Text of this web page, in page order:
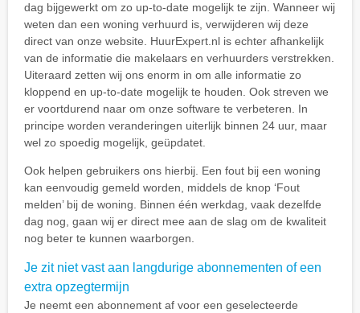
dag bijgewerkt om zo up-to-date mogelijk te zijn. Wanneer wij
weten dan een woning verhuurd is, verwijderen wij deze
direct van onze website. HuurExpert.nl is echter afhankelijk
van de informatie die makelaars en verhuurders verstrekken.
Uiteraard zetten wij ons enorm in om alle informatie zo
kloppend en up-to-date mogelijk te houden. Ook streven we
er voortdurend naar om onze software te verbeteren. In
principe worden veranderingen uiterlijk binnen 24 uur, maar
wel zo spoedig mogelijk, geüpdatet.
Ook helpen gebruikers ons hierbij. Een fout bij een woning
kan eenvoudig gemeld worden, middels de knop ‘Fout
melden’ bij de woning. Binnen één werkdag, vaak dezelfde
dag nog, gaan wij er direct mee aan de slag om de kwaliteit
nog beter te kunnen waarborgen.
Je zit niet vast aan langdurige abonnementen of een
extra opzegtermijn
Je neemt een abonnement af voor een geselecteerde